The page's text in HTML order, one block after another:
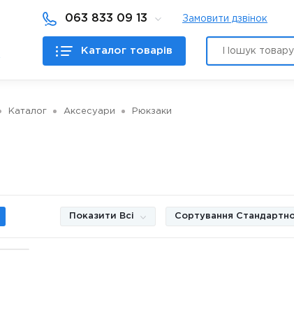
063 833 09 13 Замовити дзвінок
Каталог товарів
Каталог Аксесуари Рюкзаки
Показити Всі Сортування